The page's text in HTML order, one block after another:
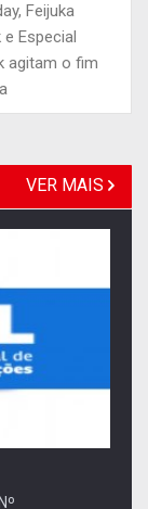
Feijuka
Especial
agitam o fim
VER MAIS